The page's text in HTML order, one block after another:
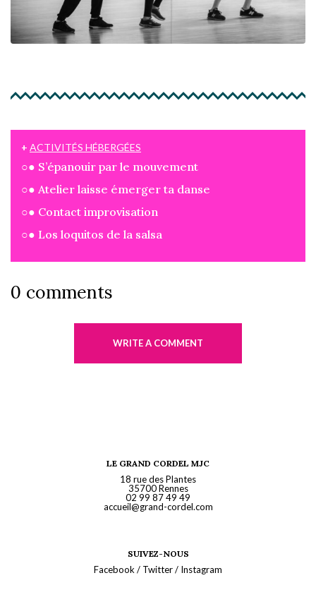
+ ACTIVITÉS HÉBERGÉES
○● S’épanouir par le mouvement
○● Atelier laisse émerger ta danse
○● Contact improvisation
○● Los loquitos de la salsa
0 comments
WRITE A COMMENT
LE GRAND CORDEL MJC
18 rue des Plantes
35700 Rennes
02 99 87 49 49
accueil@grand-cordel.com
SUIVEZ-NOUS
Facebook / Twitter/ Instagram